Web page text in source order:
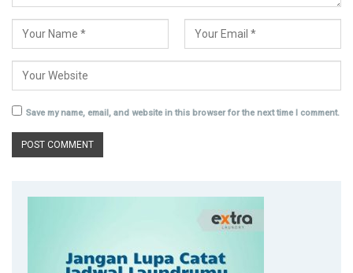
Save my name, email, and website in this browser for the next time I comment.